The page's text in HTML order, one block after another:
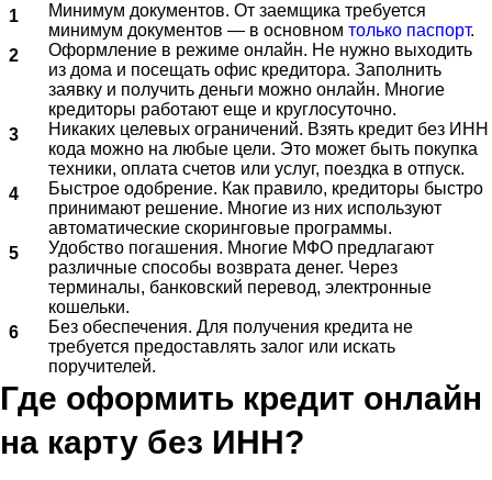
Минимум документов. От заемщика требуется
минимум документов — в основном только паспорт.
Оформление в режиме онлайн. Не нужно выходить
из дома и посещать офис кредитора. Заполнить
заявку и получить деньги можно онлайн. Многие
кредиторы работают еще и круглосуточно.
Никаких целевых ограничений. Взять кредит без ИНН
кода можно на любые цели. Это может быть покупка
техники, оплата счетов или услуг, поездка в отпуск.
Быстрое одобрение. Как правило, кредиторы быстро
принимают решение. Многие из них используют
автоматические скоринговые программы.
Удобство погашения. Многие МФО предлагают
различные способы возврата денег. Через
терминалы, банковский перевод, электронные
кошельки.
Без обеспечения. Для получения кредита не
требуется предоставлять залог или искать
поручителей.
Где оформить кредит онлайн
на карту без ИНН?